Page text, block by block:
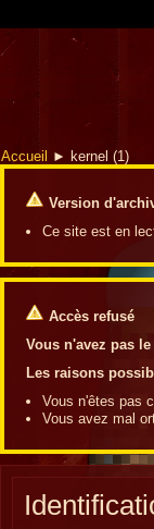
Accueil ► kernel (1)
Version
Ce site est en
Accès refusé
Vous n'avez pas
Les raisons
Vous n'êtes pas
Vous avez mal